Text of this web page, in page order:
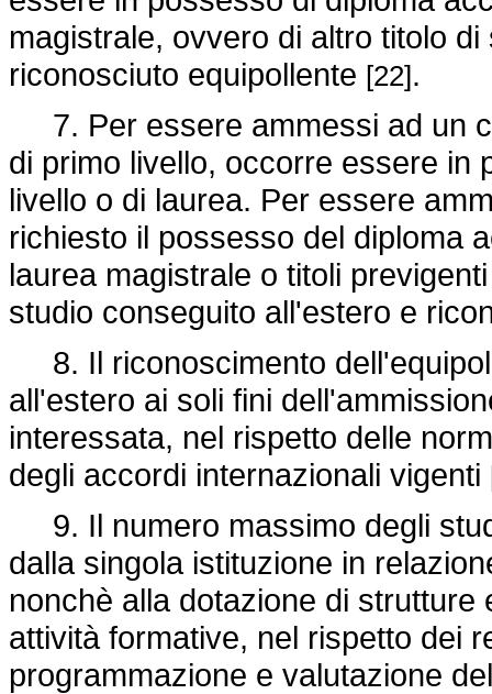
magistrale, ovvero di altro titolo
riconosciuto equipollente [22].
7. Per essere ammessi ad un
di primo livello, occorre essere in
livello o di laurea. Per essere
richiesto il possesso del diploma
laurea magistrale o titoli
studio conseguito all'estero e
8. Il riconoscimento
all'estero ai soli fini
interessata, nel rispetto delle
degli accordi internazionali vigenti
9. Il numero massimo degli
dalla singola istituzione in
nonchè alla dotazione di
attività formative, nel rispetto dei
programmazione e valutazione